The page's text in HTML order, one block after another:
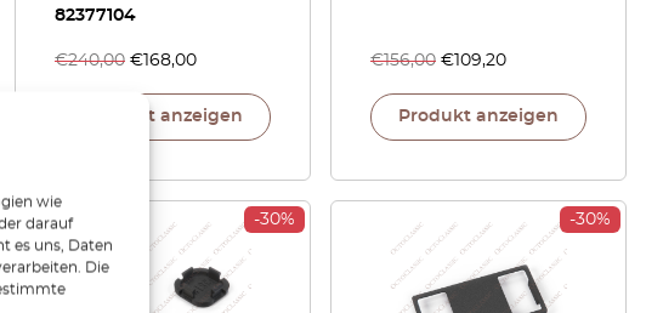
wie
darauf
es uns, Daten
Die
82377104
€240,00 € 168,00
Produkt anzeigen
€156,00 € 109,20
Produkt anzeigen
-30% -30%